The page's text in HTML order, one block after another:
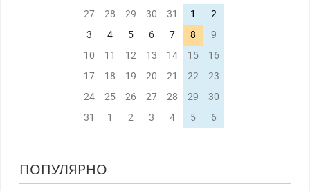
27
28 29 30 31 1
2
3
4 5 6 7 8
9
10
11 12 13 14 15
16
17
18 19 20 21 22
23
24
25 26 27 28 29
30
31
1 2 3 4 5 6
ПОПУЛЯРНО